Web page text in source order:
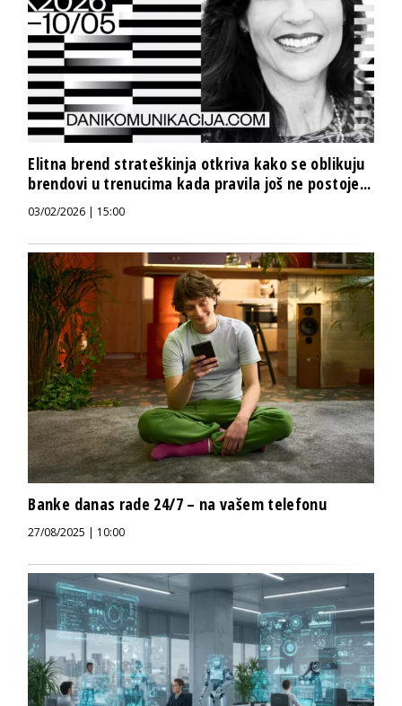
Elitna brend strateškinja otkriva kako se oblikuju
brendovi u trenucima kada pravila još ne postoje...
03/02/2026 | 15:00
Banke danas rade 24/7 – na vašem telefonu
27/08/2025 | 10:00